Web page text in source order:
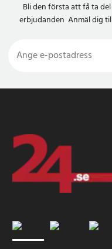
Bli den första att få ta
erbjudanden Anmäl dig